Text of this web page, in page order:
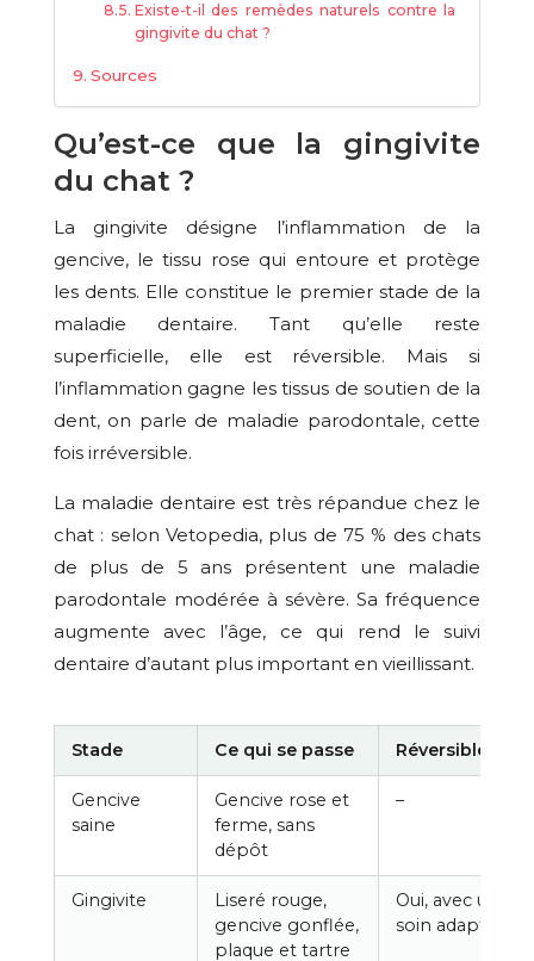
Existe-t-il des remèdes naturels contre la
gingivite du chat ?
Sources
Qu’est-ce que la gingivite
du chat ?
La gingivite désigne l’inflammation de la
gencive, le tissu rose qui entoure et protège
les dents. Elle constitue le premier stade de la
maladie dentaire. Tant qu’elle reste
superficielle, elle est réversible. Mais si
l’inflammation gagne les tissus de soutien de la
dent, on parle de maladie parodontale, cette
fois irréversible.
La maladie dentaire est très répandue chez le
chat : selon Vetopedia, plus de 75 % des chats
de plus de 5 ans présentent une maladie
parodontale modérée à sévère. Sa fréquence
augmente avec l’âge, ce qui rend le suivi
dentaire d’autant plus important en vieillissant.
Stade Ce qui se passe Réversible ?
Gencive
saine
Gencive rose et
ferme, sans
dépôt
–
Gingivite
Liseré rouge,
gencive gonflée,
plaque et tartre
Oui, avec un
soin adapté